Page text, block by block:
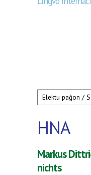
HNA
Markus
nichts